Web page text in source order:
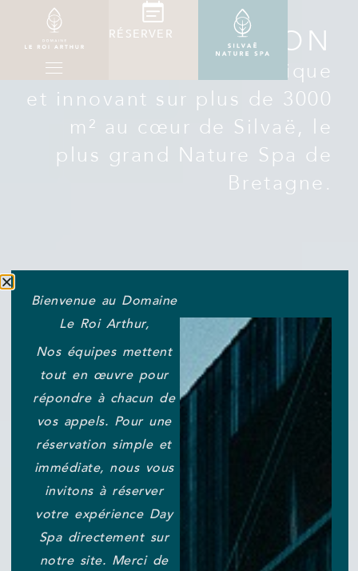
RÉSERVER
IMMERSION
Un univers bien-être unique
et innovant sur plus de 3000
m² au cœur de Silvaë, le
plus grand Nature Spa de
Bretagne.
Bienvenue au Domaine
Le Roi Arthur,
Nos équipes mettent
tout en œuvre pour
répondre à chacun de
vos appels. Pour une
réservation simple et
immédiate, nous vous
invitons à réserver
votre expérience Day
Spa directement sur
notre site. Merci de